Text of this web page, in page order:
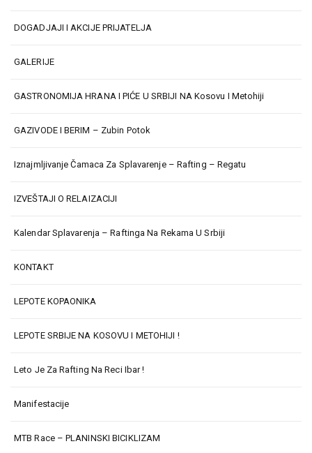
DOGADJAJI I AKCIJE PRIJATELJA
GALERIJE
GASTRONOMIJA HRANA I PIĆE U SRBIJI NA Kosovu I Metohiji
GAZIVODE I BERIM – Zubin Potok
Iznajmljivanje Čamaca Za Splavarenje – Rafting – Regatu
IZVEŠTAJI O RELAIZACIJI
Kalendar Splavarenja – Raftinga Na Rekama U Srbiji
KONTAKT
LEPOTE KOPAONIKA
LEPOTE SRBIJE NA KOSOVU I METOHIJI !
Leto Je Za Rafting Na Reci Ibar !
Manifestacije
MTB Race – PLANINSKI BICIKLIZAM